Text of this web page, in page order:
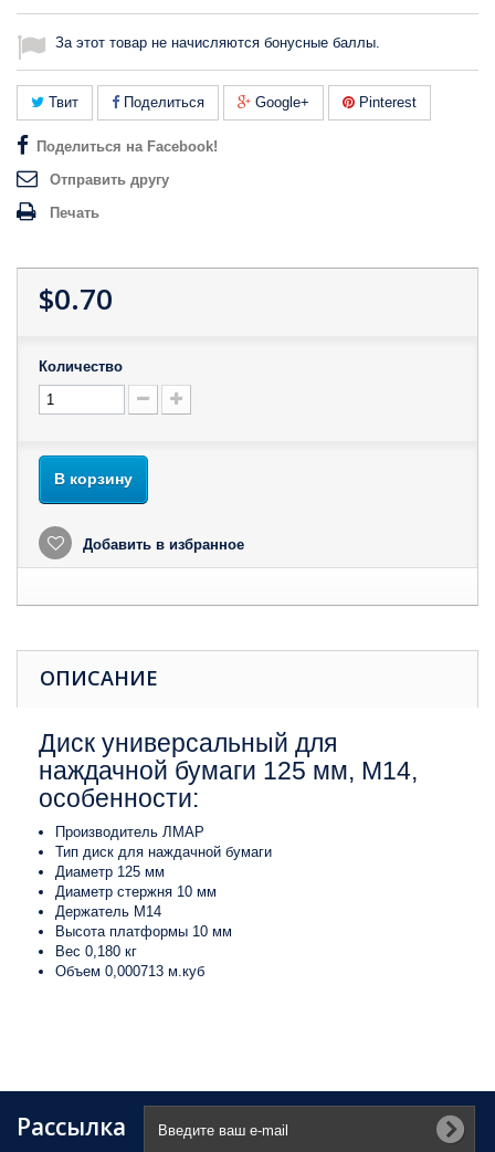
За этот товар не начисляются бонусные баллы.
Твит Поделиться Google+ Pinterest
Поделиться на Facebook!
Отправить другу
Печать
$0.70
Количество
В корзину
Добавить в избранное
ОПИСАНИЕ
Диск универсальный для
наждачной бумаги 125 мм, M14,
особенности:
Производитель ЛМАР
Тип диск для наждачной бумаги
Диаметр 125 мм
Диаметр стержня 10 мм
Держатель М14
Высота платформы 10 мм
Вес 0,180 кг
Объем 0,000713 м.куб
Рассылка